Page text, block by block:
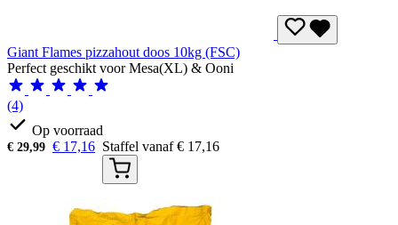
Giant Flames pizzahout doos 10kg (FSC)
Perfect geschikt voor Mesa(XL) & Ooni
(4)
Op voorraad
€ 29,99 € 17,16 Staffel vanaf€ 17,16